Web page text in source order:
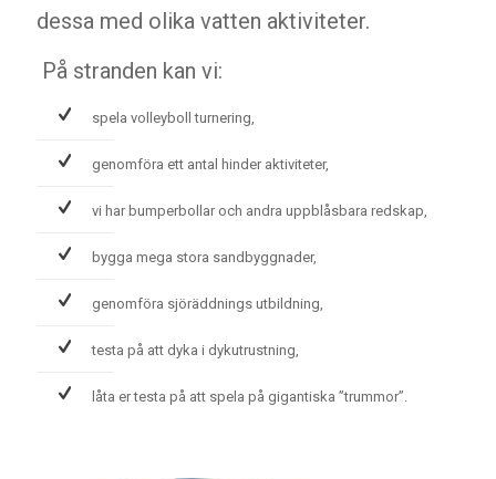
dessa med olika vatten aktiviteter.
På stranden kan vi:
spela volleyboll turnering,
genomföra ett antal hinder aktiviteter,
vi har bumperbollar och andra uppblåsbara redskap,
bygga mega stora sandbyggnader,
genomföra sjöräddnings utbildning,
testa på att dyka i dykutrustning,
låta er testa på att spela på gigantiska ”trummor”.